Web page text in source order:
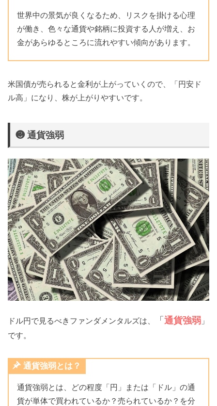
世界中の景気が良くなるため、リスクを掛ける心理
が働き、色々な通貨や銘柄に投資する人が増え、お
金があらゆるところに流れやすい傾向があります。
米国債が売られると金利が上がっていくので、「円安ド
ル高」になり、株が上がりやすいです。
❸ 通貨強弱
ドル円で見るべきファンダメンタルズは、 「通貨強弱 」
です。
通貨強弱とは？
通貨強弱とは、どの程度「円」または「ドル」の通
貨が単体で買われているか？売られているか？を分